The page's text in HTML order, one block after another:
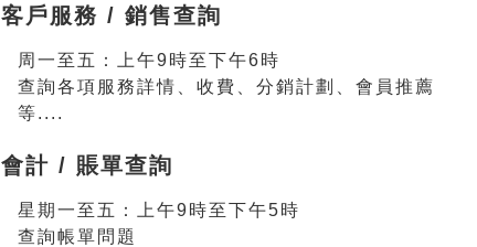
客戶服務 / 銷售查詢
周一至五：上午9時至下午6時
查詢各項服務詳情、收費、分銷計劃、會員推薦
等....
會計 / 賬單查詢
星期一至五：上午9時至下午5時
查詢帳單問題